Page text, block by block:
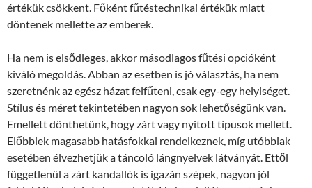
értékük csökkent. Főként fűtéstechnikai értékük miatt
döntenek mellette az emberek.
Ha nem is elsődleges, akkor másodlagos fűtési opcióként
kiváló megoldás. Abban az esetben is jó választás, ha nem
szeretnénk az egész házat felfűteni, csak egy-egy helyiséget.
Stílus és méret tekintetében nagyon sok lehetőségünk van.
Emellett dönthetünk, hogy zárt vagy nyitott típusok mellett.
Előbbiek magasabb hatásfokkal rendelkeznek, míg utóbbiak
esetében élvezhetjük a táncoló lángnyelvek látványát. Ettől
függetlenül a zárt kandallók is igazán szépek, nagyon jól